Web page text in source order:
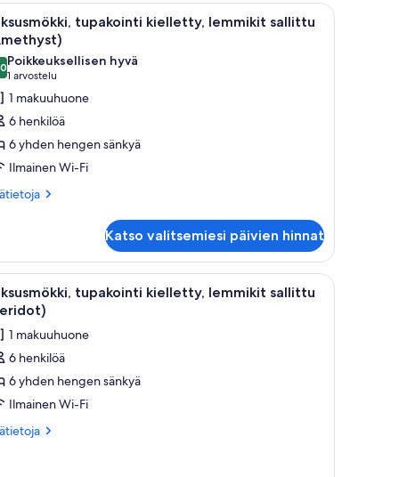
ruokapöytä tuoleineen ja näkymä ulos.Moderni makuuhuone, jossa on sänky,
10
tupakointi kielletty, lemmikit sallittu
kautta 10
Poikkeuksellisen hyvä
1 arvostelu
(1
arvostelu)
1 makuuhuone
6 henkilöä
6 yhden hengen sänkyä
Ilmainen Wi-Fi
Katso valitsemiesi päivien hinnat
ruokailutila, jossa on pöytä ja tuolit.Huoneessa on sänky, sohva, pöytä ja
11
tupakointi kielletty, lemmikit sallittu
1 makuuhuone
6 henkilöä
6 yhden hengen sänkyä
Ilmainen Wi-Fi